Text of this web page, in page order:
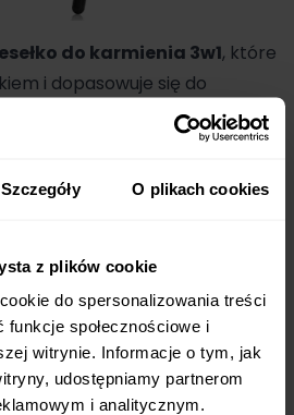
Szczegóły O plikach cookies
z plików cookie
do spersonalizowania treści
funkcje społecznościowe i
witrynie. Informacje o tym, jak
udostępniamy partnerom
i analitycznym.
do karmienia 3w1, które
i dopasowuje się do
rodziny. Od pierwszych
przez samodzielne śniadania
na lata.
Regulacja
narzędzi.Naturalne
ramaielegancki design
doskonale wpisuje się w
tylko mebel — to codzienna
i styl.